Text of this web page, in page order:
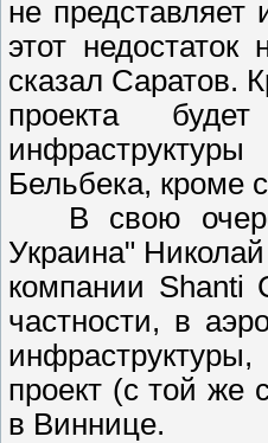
не представляет
этот
сказал Саратов.
проекта
Бельбека, кроме
В свою
Украина"
компании Shanti
частности, в
проект (с той же
в Виннице.